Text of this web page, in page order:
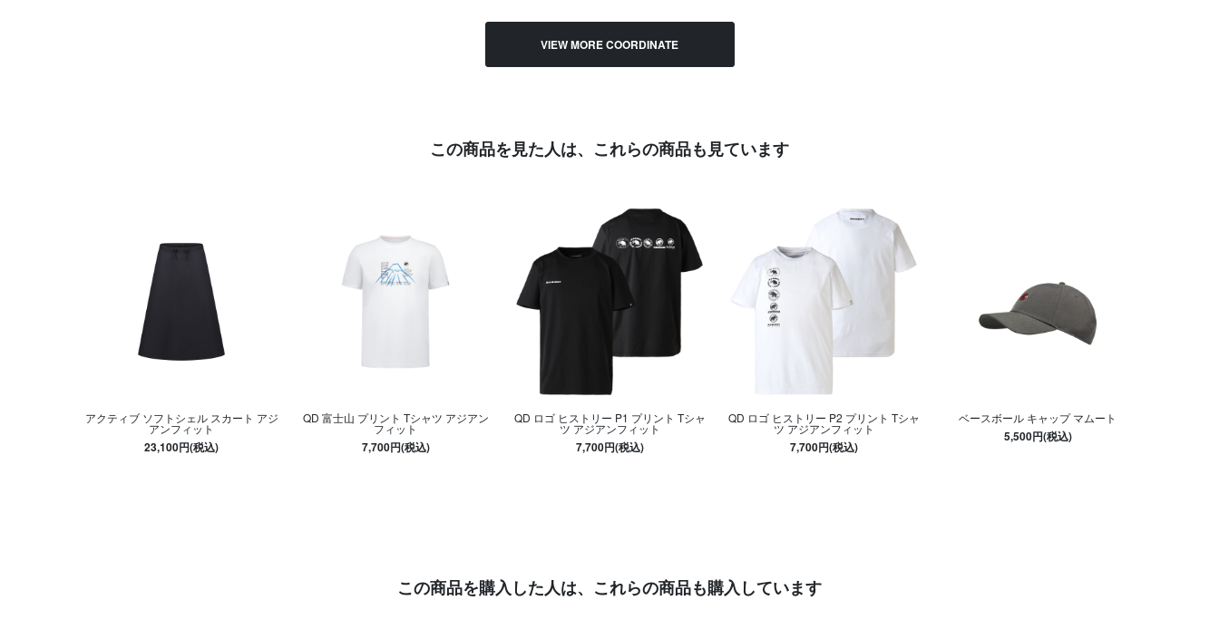
VIEW MORE COORDINATE
この商品を見た人は、 これらの商品も見ています
アクティブ ソフトシェル スカート アジ
アンフィット
23,100円(税込)
QD 富士山 プリント Tシャツ アジアン
フィット
7,700円(税込)
QD ロゴ ヒストリー P1 プリント Tシャ
ツ アジアンフィット
7,700円(税込)
QD ロゴ ヒストリー P2 プリント Tシャ
ツ アジアンフィット
7,700円(税込)
ベースボール キャップ マムート
5,500円(税込)
この商品を購入した人は、 これらの商品も購入しています